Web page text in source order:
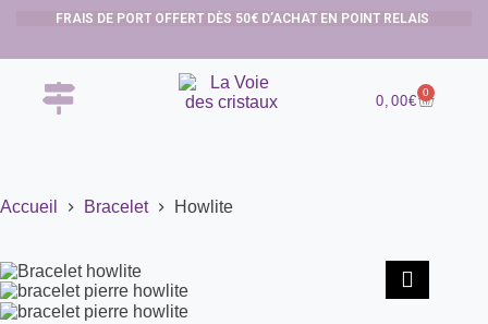
FRAIS DE PORT OFFERT DÈS 50€ D’ACHAT EN POINT RELAIS
0,00€ 0
Accueil Bracelet Howlite